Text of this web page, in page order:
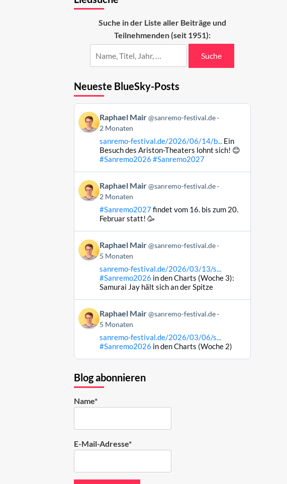
Suche in der Liste aller Beiträge und
Teilnehmenden (seit 1951):
Suche
Neueste BlueSky-Posts
Beitrag
von
Raphael
Raphael Mair @sanremo-festival.de
2 Monaten
sanremo-festival.de/2026/06/14/b...Ein
Besuch des Ariston-Theaters lohnt sich! 😊
#Sanremo2026 #Sanremo2027
Beitrag
von
Raphael
Bluesky
ansehen
Raphael Mair @sanremo-festival.de
2 Monaten
#Sanremo2027findet vom 16. bis zum 20.
Februar statt! 🥳
Beitrag
von
Raphael
Raphael Mair @sanremo-festival.de
5 Monaten
sanremo-festival.de/2026/03/13/s...
#Sanremo2026 in den Charts (Woche 3):
Samurai Jay hält sich an der Spitze
Beitrag
von
Raphael
Bluesky
ansehen
Raphael Mair @sanremo-festival.de
5 Monaten
sanremo-festival.de/2026/03/06/s...
#Sanremo2026 in den Charts (Woche 2)
Blog abonnieren
Name*
E-Mail-Adresse*